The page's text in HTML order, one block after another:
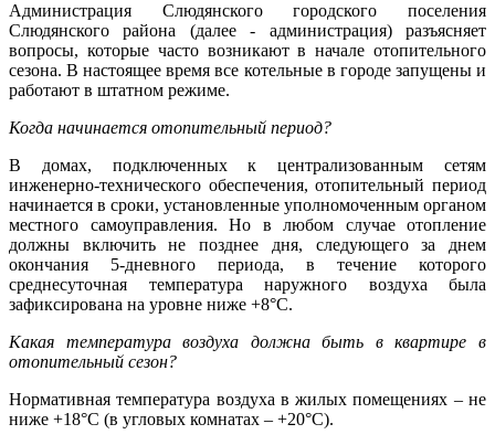
Администрация Слюдянского городского поселения
Слюдянского района (далее - администрация) разъясняет
вопросы, которые часто возникают в начале отопительного
сезона. В настоящее время все котельные в городе запущены и
работают в штатном режиме.
Когда начинается отопительный период?
В домах, подключенных к централизованным сетям
инженерно-технического обеспечения, отопительный период
начинается в сроки, установленные уполномоченным органом
местного самоуправления. Но в любом случае отопление
должны включить не позднее дня, следующего за днем
окончания 5-дневного периода, в течение которого
среднесуточная температура наружного воздуха была
зафиксирована на уровне ниже +8°С.
Какая температура воздуха должна быть в квартире в
отопительный сезон?
Нормативная температура воздуха в жилых помещениях – не
ниже +18°С (в угловых комнатах – +20°С).